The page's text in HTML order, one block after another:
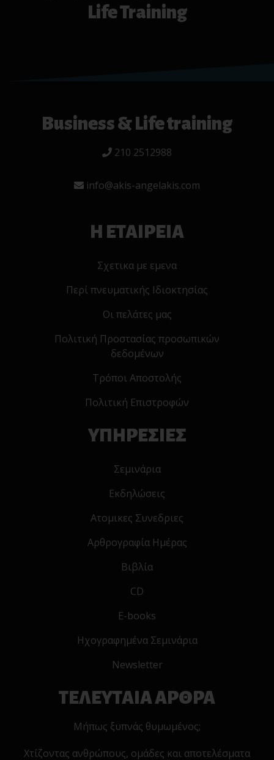
Life Training
Business & Life training
210 2512988
info@akis-angelakis.com
Η ΕΤΑΙΡΕΙΑ
Σχετικα με εμενα
Περί πνευματικής Ιδιοκτησίας
Οι πελάτες μας
Πολιτική Προστασίας προσωπικών
δεδομένων
Τρόποι Αποστολής
Πολιτική Επιστροφών
ΥΠΗΡΕΣΙΕΣ
Σεμινάρια
Εκδηλώσεις
Ατομικες Συνεδριες
Αρθρογραφία Ημέρας
Βιβλία
CD
E-books
Ηχογραφημένα Σεμινάρια
Newsletter
ΤΕΛΕΥΤΑΙΑ ΑΡΘΡΑ
Μήπως ξυπνάς θυμωμένος;
Χτίζοντας ανθρώπους, ομάδες και αποτελέσματα